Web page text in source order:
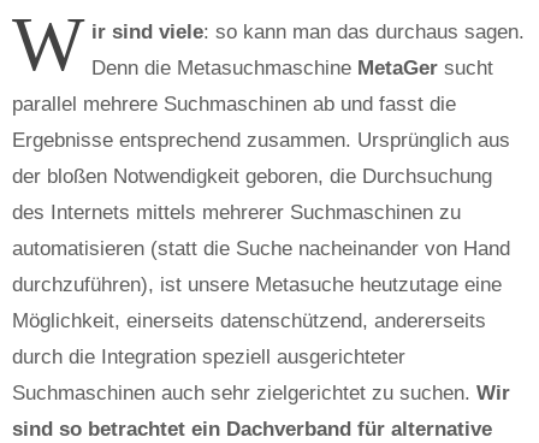
W ir sind viele: so kann man das durchaus sagen.
Denn die Metasuchmaschine MetaGer sucht
parallel mehrere Suchmaschinen ab und fasst die
Ergebnisse entsprechend zusammen. Ursprünglich aus
der bloßen Notwendigkeit geboren, die Durchsuchung
des Internets mittels mehrerer Suchmaschinen zu
automatisieren (statt die Suche nacheinander von Hand
durchzuführen), ist unsere Metasuche heutzutage eine
Möglichkeit, einerseits datenschützend, andererseits
durch die Integration speziell ausgerichteter
Suchmaschinen auch sehr zielgerichtet zu suchen. Wir
sind so betrachtet ein Dachverband für alternative